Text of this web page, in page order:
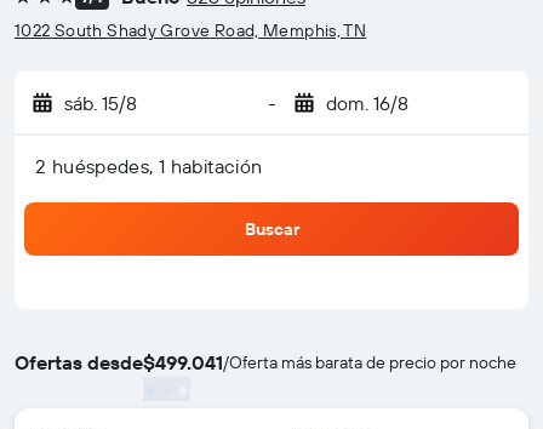
3 estrellas
1022 South Shady Grove Road, Memphis, TN
sáb. 15/8 - dom. 16/8
2 huéspedes, 1 habitación
Buscar
Ofertas desde$499.041/Oferta más barata de precio por noche